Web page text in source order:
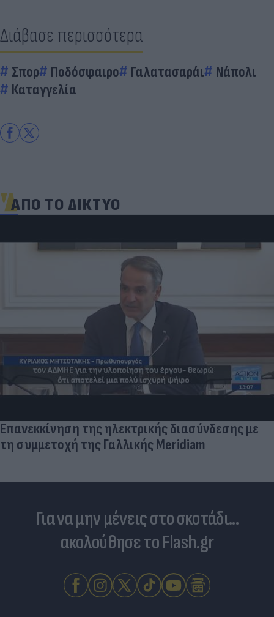
Διάβασε περισσότερα
Σπορ Ποδόσφαιρο Γαλατασαράι
Νάπολι
Καταγγελία
ΑΠΟ ΤΟ ΔΙΚΤΥΟ
Επανεκκίνηση της ηλεκτρικής διασύνδεσης με
τη συμμετοχή της Γαλλικής Meridiam
Για να μην μένεις στο σκοτάδι...
ακολούθησε το Flash.gr